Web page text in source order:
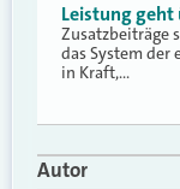
Leistung geht
Zusatzbeiträge
das System der
in Kraft,…
Autor